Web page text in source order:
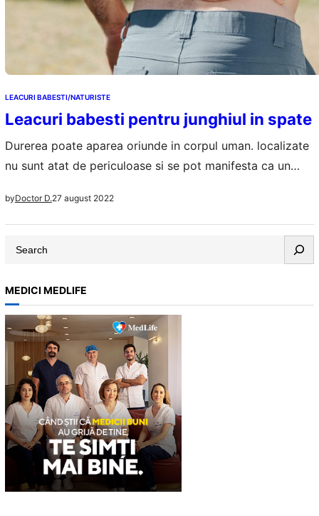
LEACURI BABESTI/NATURISTE
Leacuri babesti pentru junghiul in spate
Durerea poate aparea oriunde in corpul uman. localizate
nu sunt atat de periculoase si se pot manifesta ca un
mai frecvent la nivelul spatelui sau al coastelor, de-a
lungul oaselor, la nivelul pieptului, al ochilor, chiar si la
incheieturi. Junghiul in spate este unul dintre tipurile…
byDoctor D.27 august 2022
a
r
c
h
MEDICI MEDLIFE